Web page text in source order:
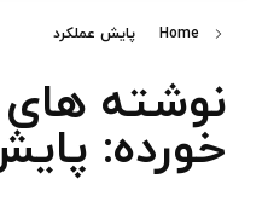
Home پایش عملکرد
نوشته
خورده: